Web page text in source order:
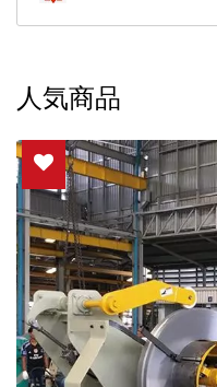
人気商品